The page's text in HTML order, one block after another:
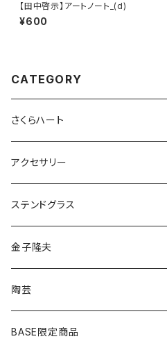
【田中啓示】アートノート_(d)
¥600
CATEGORY
さくらハート
ペンダント
ゴールド
シルバー
ピアス
ゴールド
シルバー
アクセサリー
ネックレス
ピアス
イヤリング
ヘアゴム
ステンドグラス
アクセサリー
イヤリング
ピアス
雑貨・小物
金子隆夫
陶芸
BASE限定商品